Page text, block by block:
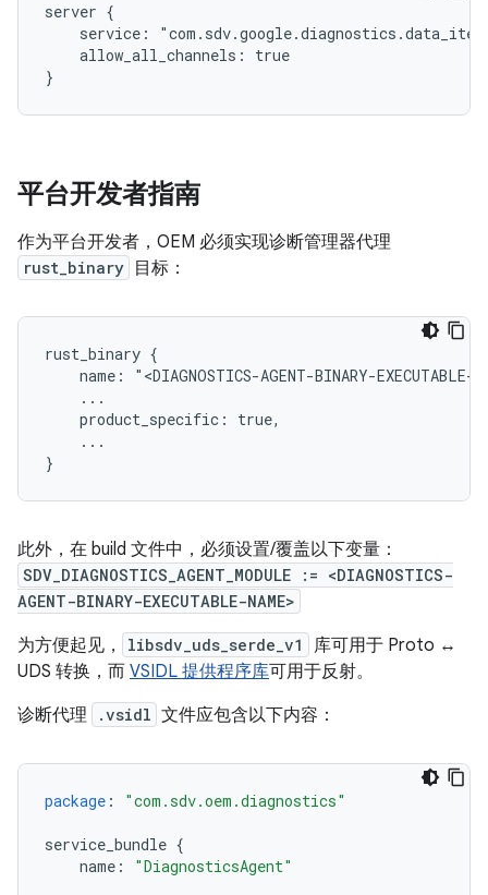
server {
service:
    allow_all_channels: true
平台开发者指南
作为平台开发者，OEM 必须实现诊断管理器代理
rust_binary 目标：
rust_binary {
name: "<DIAGNOSTICS-AGENT-BINARY-EXECUTABLE-
    ...
    product_specific: true,
    ...
此外，在 build 文件中，必须设置/覆盖以下变量：
SDV_DIAGNOSTICS_AGENT_MODULE := <DIAGNOSTICS-
AGENT-BINARY-EXECUTABLE-NAME>
为方便起见， libsdv_uds_serde_v1
库可用于 Proto ↔
UDS 转换，而 VSIDL 提供程序库可用于反射。
诊断代理
.vsidl 文件应包含以下内容：
package : "com.sdv.oem.diagnostics"
service_bundle {
name : "DiagnosticsAgent"